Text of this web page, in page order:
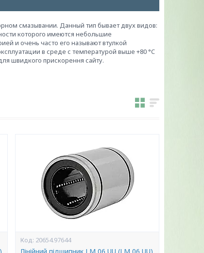
смазывании. Данный тип бывает двух видов:
которого имеются небольшие
и очень часто его называют втулкой
в среде с температурой выше +80 °C
швидкого прискорення сайту.
20654.97644